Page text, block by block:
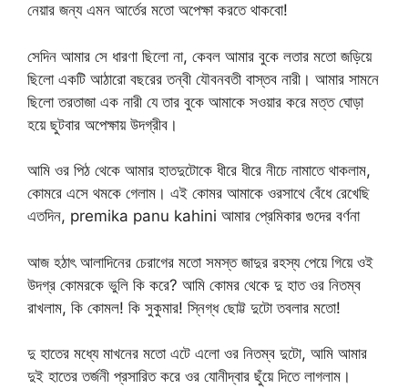
নেয়ার জন্য এমন আর্তের মতো অপেক্ষা করতে থাকবো!
সেদিন আমার সে ধারণা ছিলো না, কেবল আমার বুকে লতার মতো জড়িয়ে
ছিলো একটি আঠারো বছরের তন্বী যৌবনবতী বাস্তব নারী। আমার সামনে
ছিলো তরতাজা এক নারী যে তার বুকে আমাকে সওয়ার করে মত্ত ঘোড়া
হয়ে ছুটবার অপেক্ষায় উদগ্রীব।
আমি ওর পিঠ থেকে আমার হাতদুটোকে ধীরে ধীরে নীচে নামাতে থাকলাম,
কোমরে এসে থমকে গেলাম। এই কোমর আমাকে ওরসাথে বেঁধে রেখেছি
এতদিন, premika panu kahini আমার প্রেমিকার গুদের বর্ণনা
আজ হঠাৎ আলাদিনের চেরাগের মতো সমস্ত জাদুর রহস্য পেয়ে গিয়ে ওই
উদগ্র কোমরকে ভুলি কি করে? আমি কোমর থেকে দু হাত ওর নিতম্ব
রাখলাম, কি কোমল! কি সুকুমার! স্নিগ্ধ ছোট্ট দুটো তবলার মতো!
দু হাতের মধ্যে মাখনের মতো এটে এলো ওর নিতম্ব দুটো, আমি আমার
দুই হাতের তর্জনী প্রসারিত করে ওর যোনীদ্বার ছুঁয়ে দিতে লাগলাম।